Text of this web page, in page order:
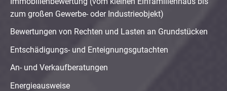
zum großen Gewerbe- oder Industrieobjekt)
Bewertungen von Rechten und Lasten an Grundstücken
Entschädigungs- und Enteignungsgutachten
An- und Verkaufberatungen
Energieausweise